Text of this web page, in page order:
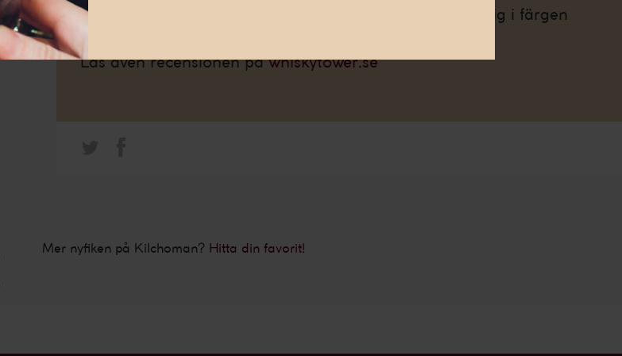
enligt sedvanligt Kilchoman-manér är produkten naturlig i färgen
och inte kylfiltrerad.
Läs även recensionen påwhiskytower.se
Mer nyfiken på Kilchoman? Hitta din favorit!